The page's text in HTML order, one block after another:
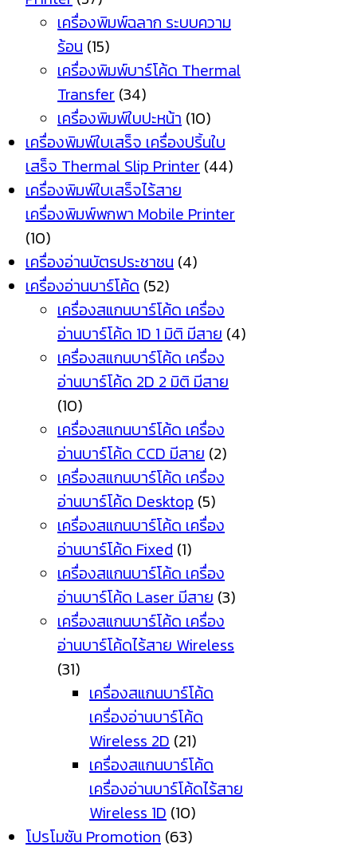
เครื่องพิมพ์ฉลาก ระบบความ
ร้อน (15)
เครื่องพิมพ์บาร์โค้ด Thermal
Transfer (34)
เครื่องพิมพ์ใบปะหน้า (10)
เครื่องพิมพ์ใบเสร็จ เครื่องปริ้นใบ
เสร็จ Thermal Slip Printer (44)
เครื่องพิมพ์ใบเสร็จไร้สาย
เครื่องพิมพ์พกพา Mobile Printer
(10)
เครื่องอ่านบัตรประชาชน (4)
เครื่องอ่านบาร์โค้ด (52)
เครื่องสแกนบาร์โค้ด เครื่อง
อ่านบาร์โค้ด 1D 1 มิติ มีสาย (4)
เครื่องสแกนบาร์โค้ด เครื่อง
อ่านบาร์โค้ด 2D 2 มิติ มีสาย
(10)
เครื่องสแกนบาร์โค้ด เครื่อง
อ่านบาร์โค้ด CCD มีสาย (2)
เครื่องสแกนบาร์โค้ด เครื่อง
อ่านบาร์โค้ด Desktop (5)
เครื่องสแกนบาร์โค้ด เครื่อง
อ่านบาร์โค้ด Fixed (1)
เครื่องสแกนบาร์โค้ด เครื่อง
อ่านบาร์โค้ด Laser มีสาย (3)
เครื่องสแกนบาร์โค้ด เครื่อง
อ่านบาร์โค้ดไร้สาย Wireless
(31)
เครื่องสแกนบาร์โค้ด
เครื่องอ่านบาร์โค้ด
Wireless 2D (21)
เครื่องสแกนบาร์โค้ด
เครื่องอ่านบาร์โค้ดไร้สาย
Wireless 1D (10)
โปรโมชัน Promotion (63)